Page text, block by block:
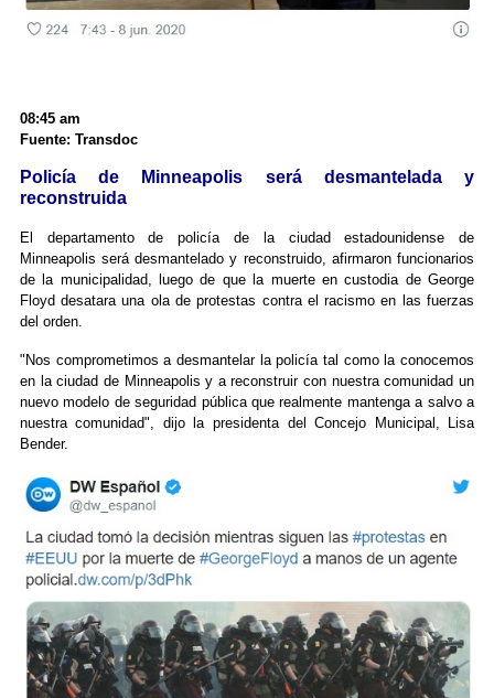
08:45 am
Fuente: Transdoc
Policía de Minneapolis será desmantelada y
reconstruida
El departamento de policía de la ciudad estadounidense de
Minneapolis será desmantelado y reconstruido, afirmaron funcionarios
de la municipalidad, luego de que la muerte en custodia de George
Floyd desatara una ola de protestas contra el racismo en las fuerzas
del orden.
"Nos comprometimos a desmantelar la policía tal como la conocemos
en la ciudad de Minneapolis y a reconstruir con nuestra comunidad un
nuevo modelo de seguridad pública que realmente mantenga a salvo a
nuestra comunidad", dijo la presidenta del Concejo Municipal, Lisa
Bender.